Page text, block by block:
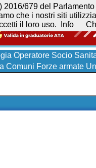
Operatore Socio
Comuni Forze armate
679 del
che i nostri siti
il loro uso.
Info